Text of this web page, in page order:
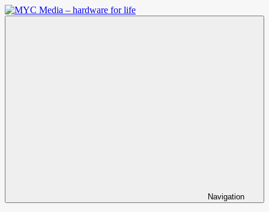
Zum
Inhalt
Navigation